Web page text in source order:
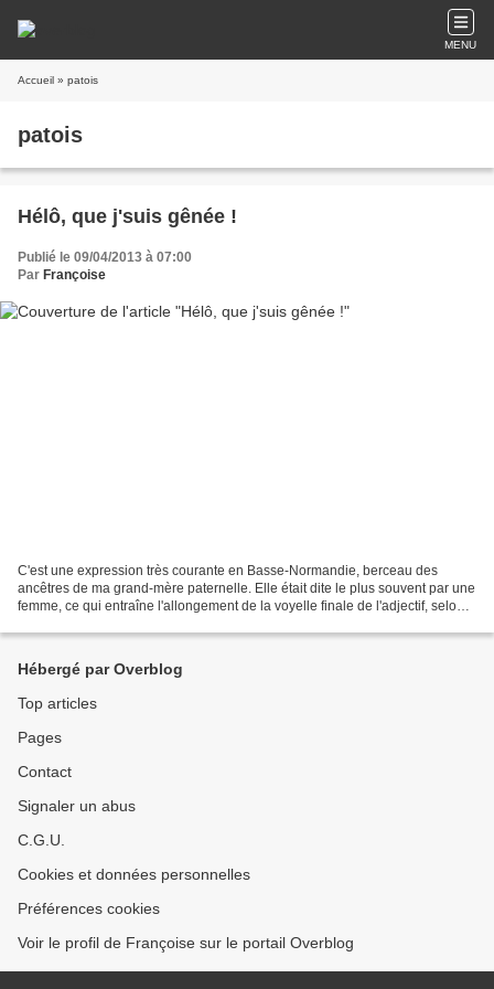
MENU
Accueil » patois
patois
Hélô, que j'suis gênée !
Publié le 09/04/2013 à 07:00
Par Françoise
C'est une expression très courante en Basse-Normandie, berceau des
ancêtres de ma grand-mère paternelle. Elle était dite le plus souvent par une
femme, ce qui entraîne l'allongement de la voyelle finale de l'adjectif, selon
Hébergé par Overblog
Top articles
Pages
Contact
Signaler un abus
C.G.U.
Cookies et données personnelles
Préférences cookies
Voir le profil de Françoise sur le portail Overblog